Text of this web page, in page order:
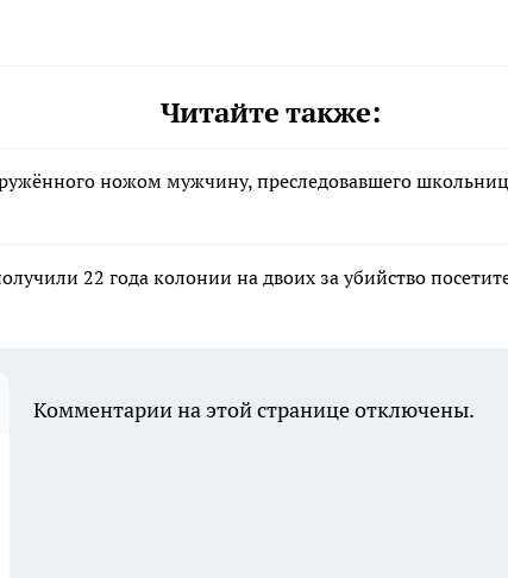
Читайте также:
ножом мужчину, преследовавшего
22 года колонии на двоих за убийство
Комментарии на этой странице отключены.